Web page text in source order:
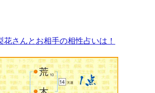
花さんとお相手の相性占いは！